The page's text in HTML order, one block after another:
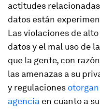
actitudes
datos están
Las violaciones de
datos y el mal uso de
que la gente, con
las amenazas a su
y regulaciones
agencia en cuanto a